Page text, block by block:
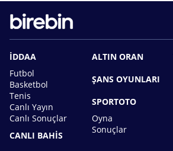
İDDAA
Futbol
Basketbol
Tenis
Canlı Yayın
Canlı Sonuçlar
CANLI BAHİS
ALTIN ORAN
ŞANS OYUNLARI
SPORTOTO
Oyna
Sonuçlar